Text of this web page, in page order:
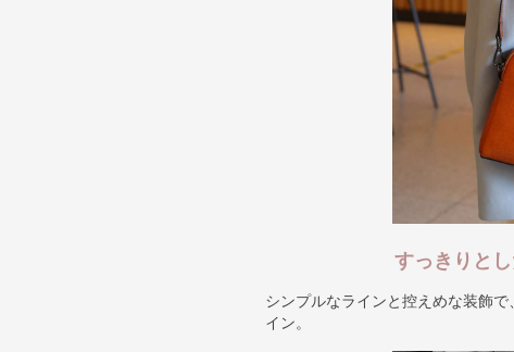
すっきりと
シンプルなラインと控えめな装飾
イン。